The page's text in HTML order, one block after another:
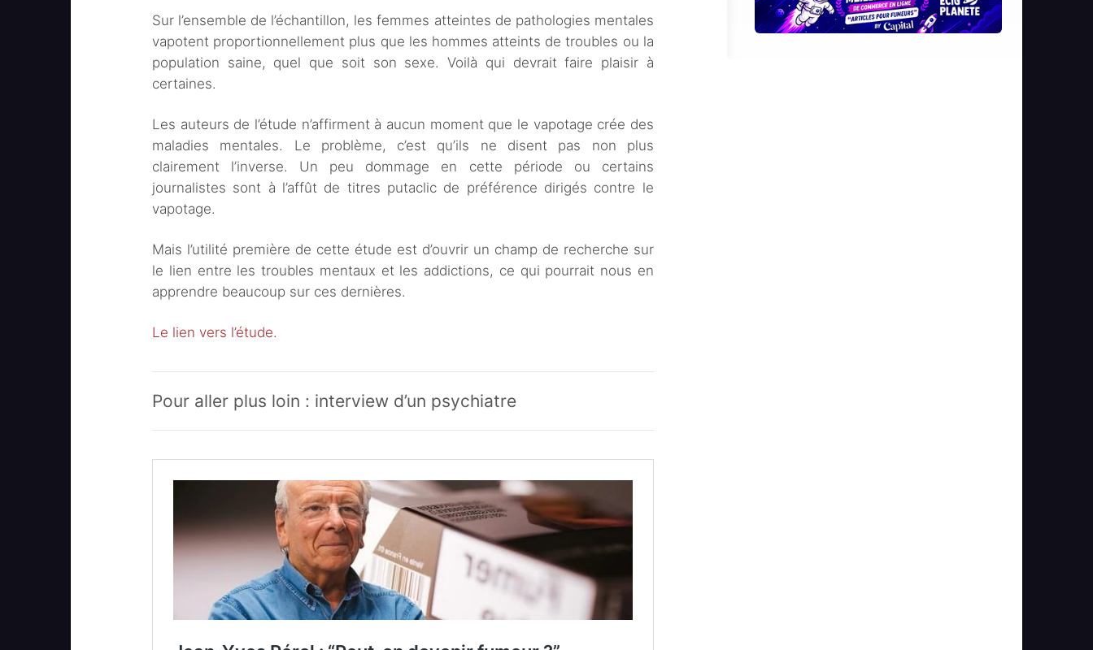
Sur l’ensemble de l’échantillon, les femmes atteintes de pathologies mentales
vapotent proportionnellement plus que les hommes atteints de troubles ou la
population saine, quel que soit son sexe. Voilà qui devrait faire plaisir à
certaines.
Les auteurs de l’étude n’affirment à aucun moment que le vapotage crée des
maladies mentales. Le problème, c’est qu’ils ne disent pas non plus
clairement l’inverse. Un peu dommage en cette période ou certains
journalistes sont à l’affût de titres putaclic de préférence dirigés contre le
vapotage.
Mais l’utilité première de cette étude est d’ouvrir un champ de recherche sur
le lien entre les troubles mentaux et les addictions, ce qui pourrait nous en
apprendre beaucoup sur ces dernières.
Le lien vers l’étude.
Pour aller plus loin : interview d’un psychiatre